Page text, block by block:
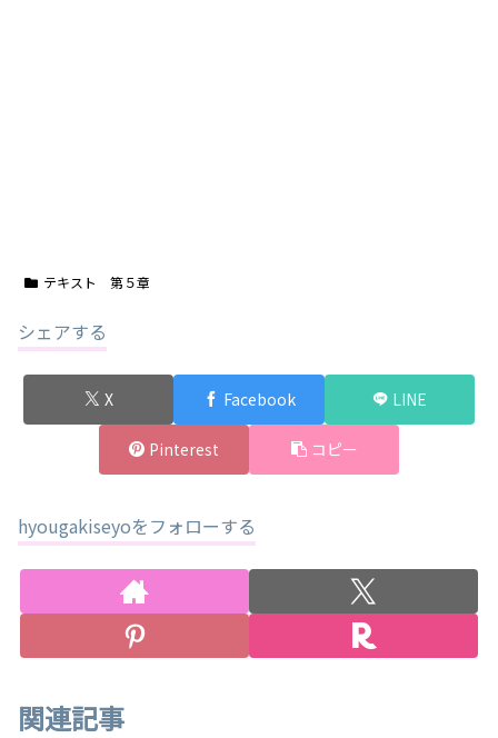
テキスト 第５章
シェアする
X Facebook LINE
Pinterest コピー
hyougakiseyoをフォローする
関連記事